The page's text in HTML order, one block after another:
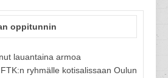
oppitunnin
lauantaina armoa
ryhmälle kotisalissaan Oulun